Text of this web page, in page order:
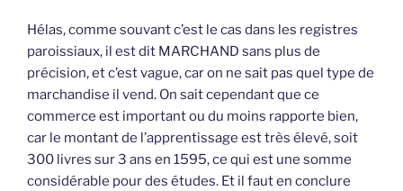
Hélas, comme souvant c’est le cas dans les registres
paroissiaux, il est dit MARCHAND sans plus de
précision, et c’est vague, car on ne sait pas quel type de
marchandise il vend. On sait cependant que ce
commerce est important ou du moins rapporte bien,
car le montant de l’apprentissage est très élevé, soit
300 livres sur 3 ans en 1595, ce qui est une somme
considérable pour des études. Et il faut en conclure